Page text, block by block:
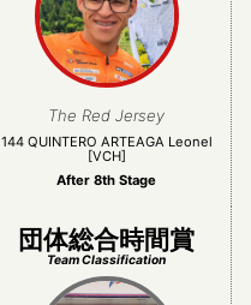
The Red Jersey
144 QUINTERO ARTEAGA Leonel
[VCH]
After 8th Stage
団体総合時間賞
Team Classification